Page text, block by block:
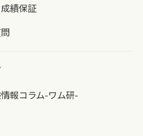
績保証
報コラム-ワム研-